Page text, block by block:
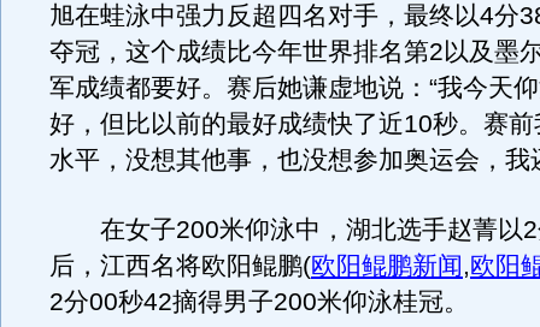
旭在蛙泳中强力反超四名对手，最终以4分
夺冠，这个成绩比今年世界排名第2以及墨
军成绩都要好。赛后她谦虚地说：“我今天
好，但比以前的最好成绩快了近10秒。赛
水平，没想其他事，也没想参加奥运会，我
在女子200米仰泳中，湖北选手赵菁以2
后，江西名将欧阳鲲鹏(欧阳鲲鹏新闻,欧阳
2分00秒42摘得男子200米仰泳桂冠。